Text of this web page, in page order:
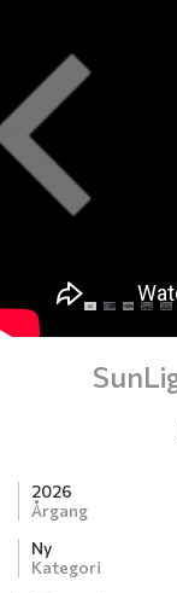
Previous
2026
Årgang
Ny
Kategori